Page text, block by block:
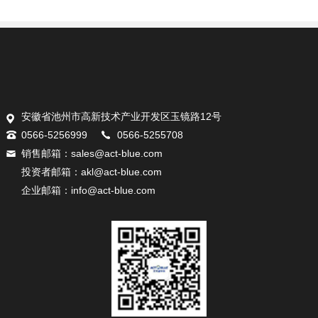
安徽省池州市高新技术产业开发区玉镜路12号
0566-5256999
0566-5255708
销售邮箱：sales@act-blue.com
投资者邮箱：akl@act-blue.com
企业邮箱：info@act-blue.com